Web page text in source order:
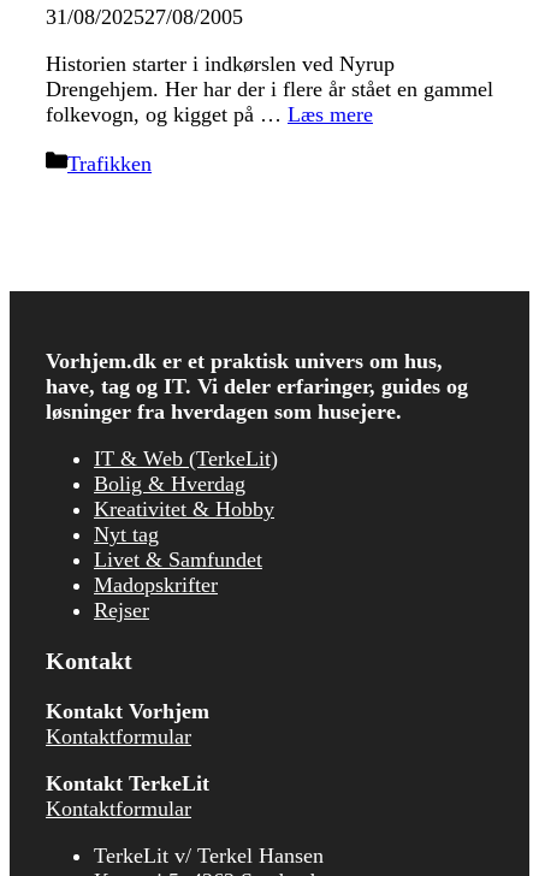
31/08/202527/08/2005
Historien starter i indkørslen ved Nyrup
Drengehjem. Her har der i flere år stået en gammel
folkevogn, og kigget på … Læs mere
Kategorier
Trafikken
Vorhjem.dk er et praktisk univers om hus,
have, tag og IT. Vi deler erfaringer, guides og
løsninger fra hverdagen som husejere.
IT & Web (TerkeLit)
Bolig & Hverdag
Kreativitet & Hobby
Nyt tag
Livet & Samfundet
Madopskrifter
Rejser
Kontakt
Kontakt Vorhjem
Kontaktformular
Kontakt TerkeLit
Kontaktformular
TerkeLit v/ Terkel Hansen